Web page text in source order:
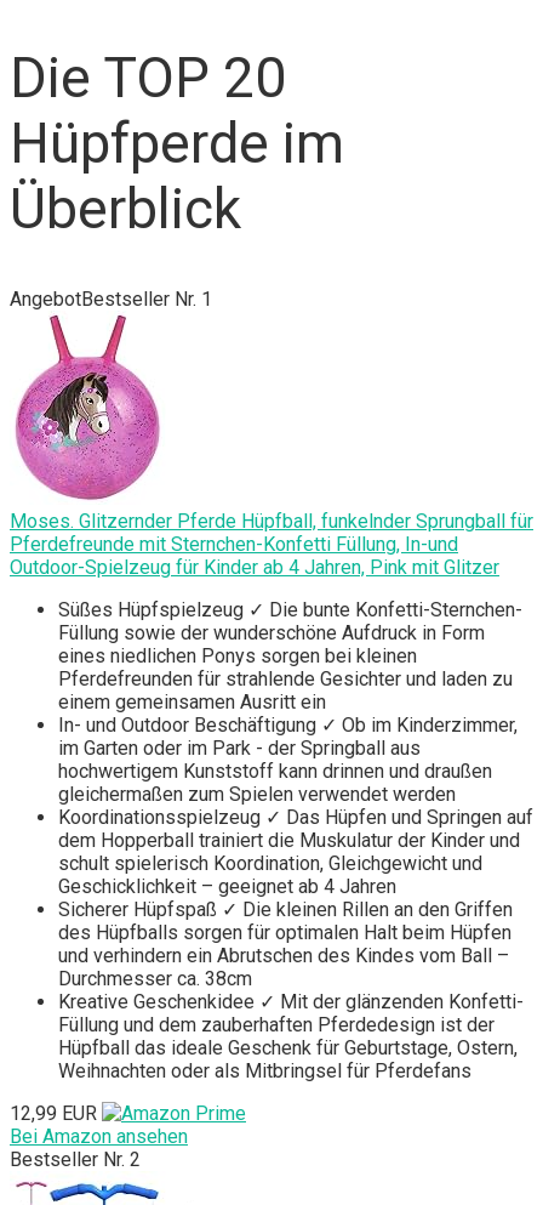
Die TOP 20
Hüpfperde im
Überblick
AngebotBestseller Nr. 1
Moses. Glitzernder Pferde Hüpfball, funkelnder Sprungball für
Pferdefreunde mit Sternchen-Konfetti Füllung, In-und
Outdoor-Spielzeug für Kinder ab 4 Jahren, Pink mit Glitzer
Süßes Hüpfspielzeug ✓ Die bunte Konfetti-Sternchen-
Füllung sowie der wunderschöne Aufdruck in Form
eines niedlichen Ponys sorgen bei kleinen
Pferdefreunden für strahlende Gesichter und laden zu
einem gemeinsamen Ausritt ein
In- und Outdoor Beschäftigung ✓ Ob im Kinderzimmer,
im Garten oder im Park - der Springball aus
hochwertigem Kunststoff kann drinnen und draußen
gleichermaßen zum Spielen verwendet werden
Koordinationsspielzeug ✓ Das Hüpfen und Springen auf
dem Hopperball trainiert die Muskulatur der Kinder und
schult spielerisch Koordination, Gleichgewicht und
Geschicklichkeit – geeignet ab 4 Jahren
Sicherer Hüpfspaß ✓ Die kleinen Rillen an den Griffen
des Hüpfballs sorgen für optimalen Halt beim Hüpfen
und verhindern ein Abrutschen des Kindes vom Ball –
Durchmesser ca. 38cm
Kreative Geschenkidee ✓ Mit der glänzenden Konfetti-
Füllung und dem zauberhaften Pferdedesign ist der
Hüpfball das ideale Geschenk für Geburtstage, Ostern,
Weihnachten oder als Mitbringsel für Pferdefans
12,99 EUR
Bei Amazon ansehen
Bestseller Nr. 2